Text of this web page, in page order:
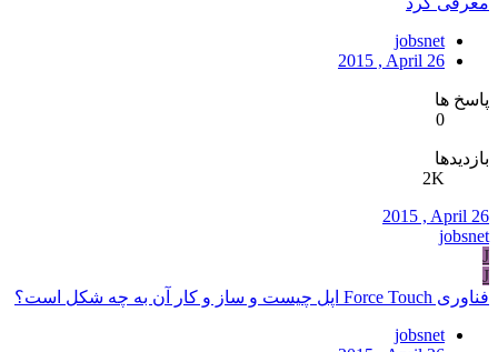
jobsnet
2015 , April 26
پاسخ ها
0
بازدیدها
2K
2015 , April 26
jobsnet
J
J
فناوری Force Touch اپل چیست و ساز و کار آن به چه شکل است؟
jobsnet